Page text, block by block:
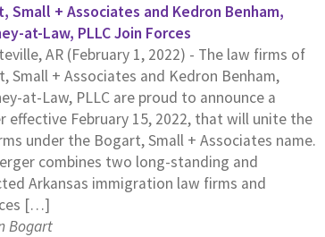
Small + Associates and Kedron Benham,
at-Law, PLLC Join Forces
AR (February 1, 2022) - The law firms of
Small + Associates and Kedron Benham,
at-Law, PLLC are proud to announce a
effective February 15, 2022, that will unite the
under the Bogart, Small + Associates name.
combines two long-standing and
Arkansas immigration law firms and
[…]
Bogart